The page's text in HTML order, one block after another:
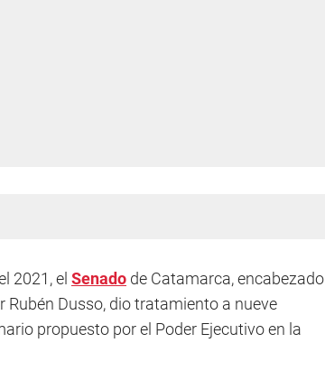
2021, el Senado de Catamarca, encabezado
Rubén Dusso, dio tratamiento a nueve
propuesto por el Poder Ejecutivo en la